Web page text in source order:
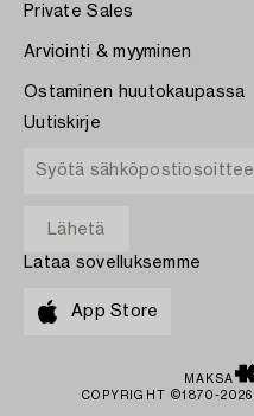
Private Sales
Arviointi & myyminen
Ostaminen huutokaupassa
Uutiskirje
Lataa sovelluksemme
App Store
MAKSA
COPYRIGHT ©1870-